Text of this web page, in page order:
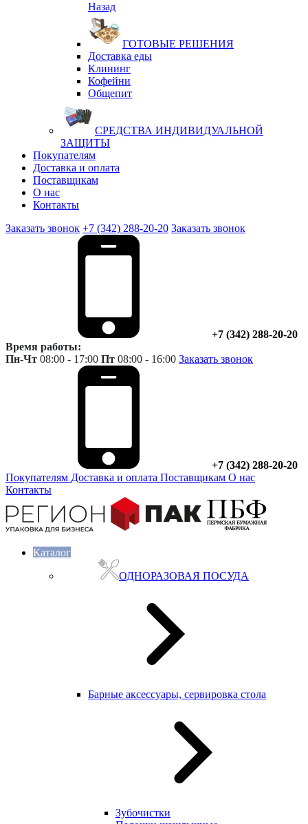
Назад
ГОТОВЫЕ РЕШЕНИЯ
Доставка еды
Клининг
Кофейни
Общепит
СРЕДСТВА ИНДИВИДУАЛЬНОЙ
ЗАЩИТЫ
Покупателям
Доставка и оплата
Поставщикам
О нас
Контакты
Заказать звонок +7 (342) 288-20-20 Заказать звонок
+7 (342) 288-20-20
Время работы:
Пн-Чт 08:00 - 17:00 Пт 08:00 - 16:00 Заказать звонок
+7 (342) 288-20-20
Покупателям Доставка и оплата Поставщикам О нас
Контакты
Каталог
ОДНОРАЗОВАЯ ПОСУДА
Барные аксессуары, сервировка стола
Зубочистки